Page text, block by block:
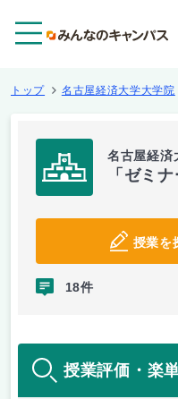
トップ 名古屋経済大学大学院
名古屋経済
「ゼミ
授業を
18件
授業評価・楽